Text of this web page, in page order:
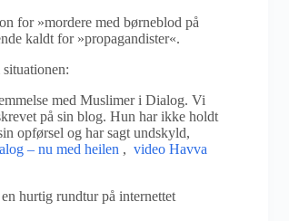
for »mordere med børneblod på
kaldt for »propagandister«.
med Muslimer i Dialog. Vi
på sin blog. Hun har ikke holdt
opførsel og har sagt undskyld,
– nu med heilen , video Havva
hurtig rundtur på internettet